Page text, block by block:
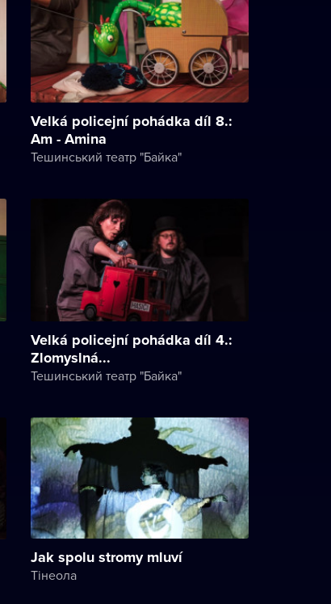
Velká policejní pohádka díl 8.:
Am - Amina
Тешинський театр "Байка"
Velká policejní pohádka díl 4.:
Zlomyslná...
Тешинський театр "Байка"
Jak spolu stromy mluví
Тінеола